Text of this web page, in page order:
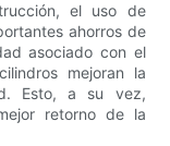
el uso de
ahorros de
asociado con el
mejoran la
Esto, a su vez,
retorno de la